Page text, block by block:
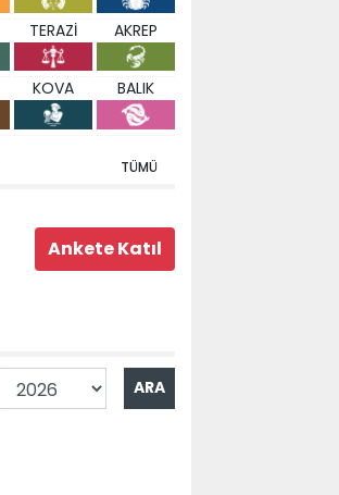
TERAZİ AKREP
KOVA BALIK
TÜMÜ